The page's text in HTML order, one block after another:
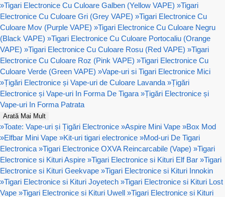
»Tigari Electronice Cu Culoare Galben (Yellow VAPE) »Tigari
Electronice Cu Culoare Gri (Grey VAPE) »Tigari Electronice Cu
Culoare Mov (Purple VAPE) »Tigari Electronice Cu Culoare Negru
(Black VAPE) »Tigari Electronice Cu Culoare Portocaliu (Orange
VAPE) »Tigari Electronice Cu Culoare Rosu (Red VAPE) »Tigari
Electronice Cu Culoare Roz (Pink VAPE) »Tigari Electronice Cu
Culoare Verde (Green VAPE) »Vape-uri si Tigari Electronice Mici
»Țigări Electronice și Vape-uri de Culoare Lavanda »Țigări
Electronice și Vape-uri In Forma De Tigara »Țigări Electronice și
Vape-uri In Forma Patrata
Arată Mai Mult
»Toate: Vape-uri și Țigări Electronice »Aspire Mini Vape »Box Mod
»Elfbar Mini Vape »Kit-uri tigari electronice »Mod-uri De Tigari
Electronica »Tigari Electronice OXVA Reincarcabile (Vape) »Tigari
Electronice si Kituri Aspire »Tigari Electronice si Kituri Elf Bar »Tigari
Electronice si Kituri Geekvape »Tigari Electronice si Kituri Innokin
»Tigari Electronice si Kituri Joyetech »Tigari Electronice si Kituri Lost
Vape »Tigari Electronice si Kituri Uwell »Tigari Electronice si Kituri